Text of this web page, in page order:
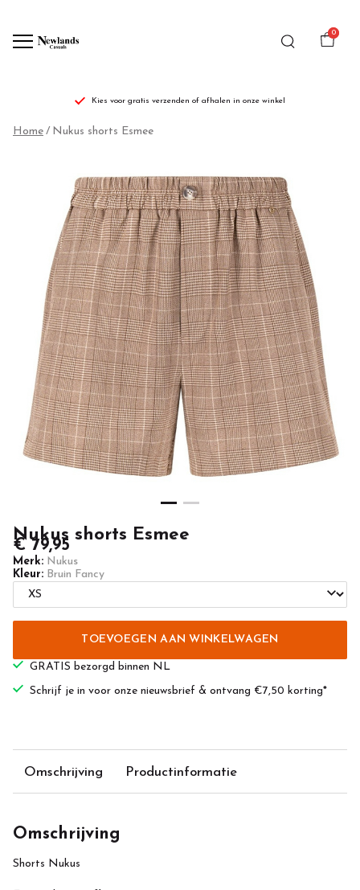
0
Kies voor gratis verzenden of afhalen in onze winkel
Nukus
shorts
Esmee
Newlands
Casuals
Home Nukus shorts Esmee
Nukus shorts Esmee
€ 79,95
Merk: Nukus
Kleur: Bruin Fancy
TOEVOEGEN AAN WINKELWAGEN
GRATIS bezorgd binnen NL
Schrijf je in voor onze nieuwsbrief & ontvang €7,50 korting*
Omschrijving Productinformatie
Omschrijving
Shorts Nukus